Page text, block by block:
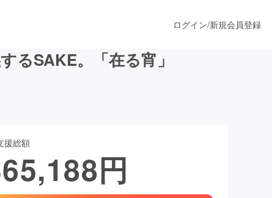
ファッション
ログイン/新規会員登録
るSAKE。「在る宵」
援総額
円